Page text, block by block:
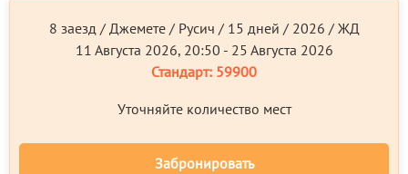
8 заезд / Джемете / Русич / 15 дней / 2026 / ЖД
11 Августа 2026, 20:50 - 25 Августа 2026
Стандарт: 59900
Уточняйте количество мест
Забронировать